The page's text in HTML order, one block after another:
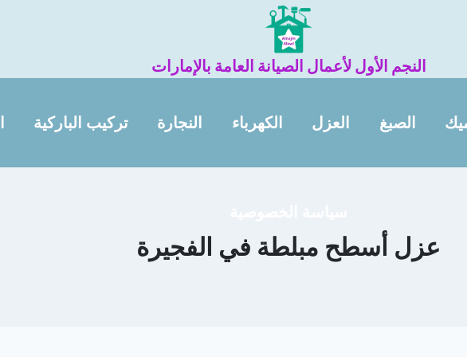
النجم الأول لأعمال الصيانة العامة بالإمارات
الصبغ العزل الكهرباء النجارة تركيب الباركية
عزل أسطح مبلطة في الفجيرة